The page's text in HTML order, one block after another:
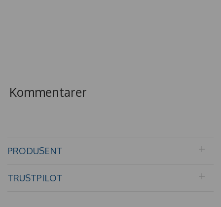
Kommentarer
PRODUSENT
TRUSTPILOT